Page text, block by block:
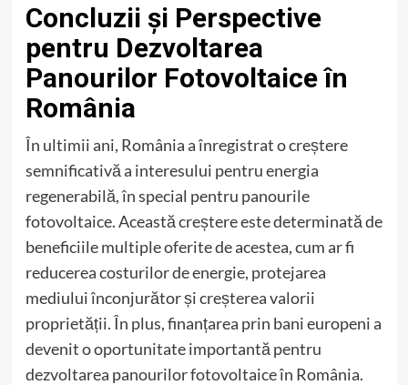
Concluzii și Perspective
pentru Dezvoltarea
Panourilor Fotovoltaice în
România
În ultimii ani, România a înregistrat o creștere
semnificativă a interesului pentru energia
regenerabilă, în special pentru panourile
fotovoltaice. Această creștere este determinată de
beneficiile multiple oferite de acestea, cum ar fi
reducerea costurilor de energie, protejarea
mediului înconjurător și creșterea valorii
proprietății. În plus, finanțarea prin bani europeni a
devenit o oportunitate importantă pentru
dezvoltarea panourilor fotovoltaice în România.